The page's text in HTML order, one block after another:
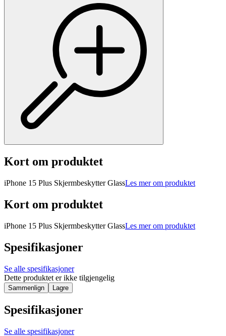
Kort om produktet
iPhone 15 Plus Skjermbeskytter GlassLes mer om produktet
Kort om produktet
iPhone 15 Plus Skjermbeskytter GlassLes mer om produktet
Spesifikasjoner
Se alle spesifikasjoner
Dette produktet er ikke tilgjengelig
Sammenlign Lagre
Spesifikasjoner
Se alle spesifikasjoner